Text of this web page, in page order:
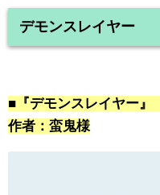
デモンスレイヤー
■『デモンスレイヤー』
作者：蛮鬼様